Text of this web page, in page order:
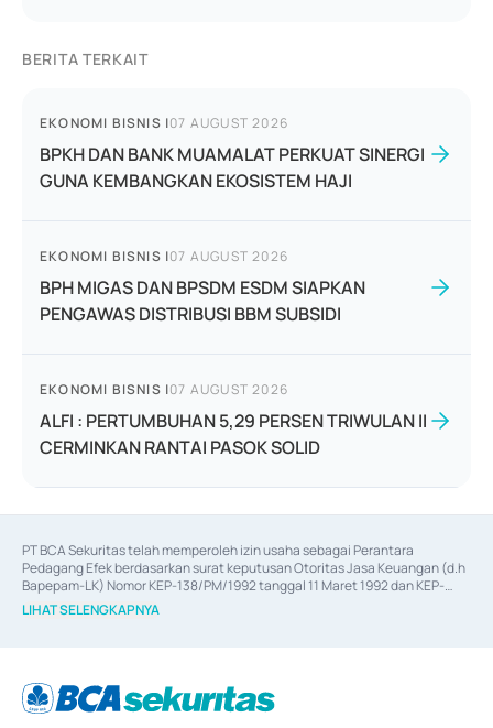
BERITA TERKAIT
EKONOMI BISNIS |07 AUGUST 2026
BPKH DAN BANK MUAMALAT PERKUAT SINERGI
GUNA KEMBANGKAN EKOSISTEM HAJI
EKONOMI BISNIS |07 AUGUST 2026
BPH MIGAS DAN BPSDM ESDM SIAPKAN
PENGAWAS DISTRIBUSI BBM SUBSIDI
EKONOMI BISNIS |07 AUGUST 2026
ALFI : PERTUMBUHAN 5,29 PERSEN TRIWULAN II
CERMINKAN RANTAI PASOK SOLID
PT BCA Sekuritas telah memperoleh izin usaha sebagai Perantara
Pedagang Efek berdasarkan surat keputusan Otoritas Jasa Keuangan (d.h
Bapepam-LK) Nomor KEP-138/PM/1992 tanggal 11 Maret 1992 dan KEP-
06/D.04/2014 tanggal 28 Februari 2014, izin usaha sebagai Penjamin Emisi
Efek berdasarkan surat keputusan Otoritas Jasa Keuangan Nomor KEP-
berdasarkan surat keputusan Otoritas Jasa Keuangan Nomor S-
67/PM.21/2017 tanggal 3 Februari 2017, dan beberapa izin usaha lainnya
LIHAT SELENGKAPNYA